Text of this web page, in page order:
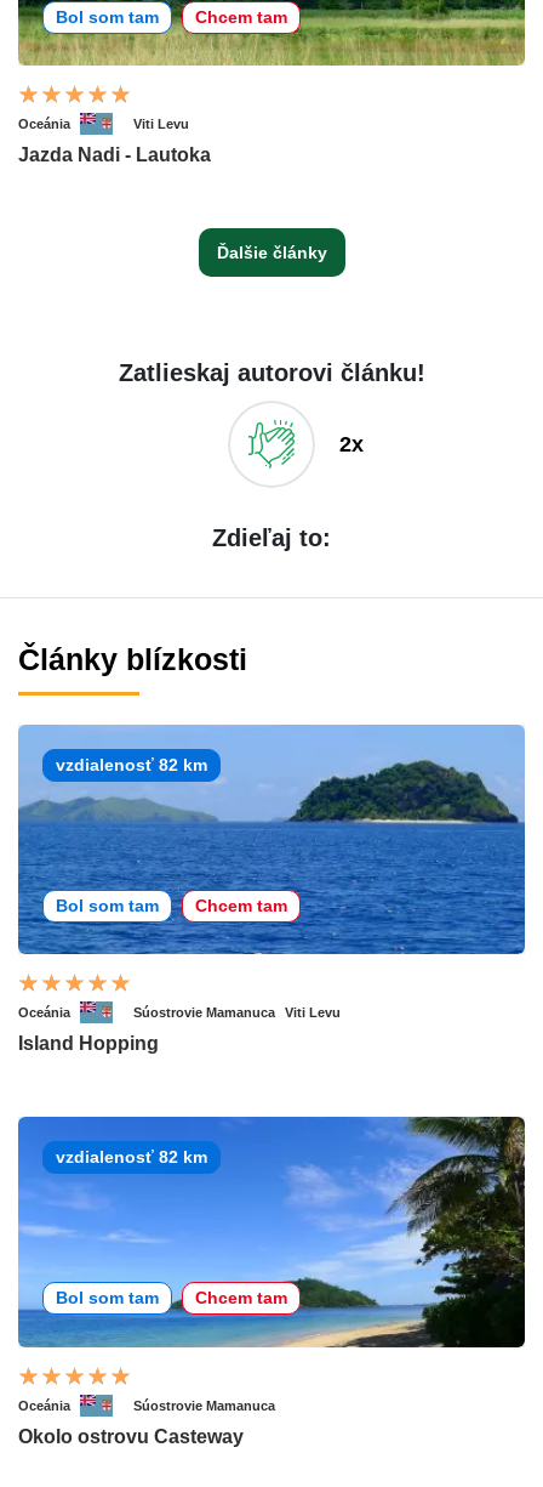
Bol som tam Chcem tam
Oceánia Viti Levu
Jazda Nadi - Lautoka
Ďalšie články
Zatlieskaj autorovi článku!
2x
Zdieľaj to:
Články blízkosti
vzdialenosť 82 km
Bol som tam Chcem tam
Oceánia Súostrovie Mamanuca Viti Levu
Island Hopping
vzdialenosť 82 km
Bol som tam Chcem tam
Oceánia Súostrovie Mamanuca
Okolo ostrovu Casteway